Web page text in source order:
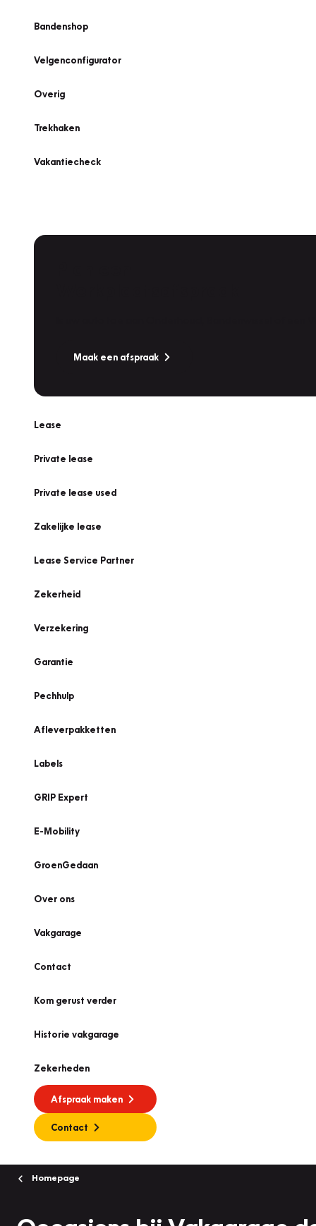
Bandenshop
Velgenconfigurator
Overig
Trekhaken
Vakantiecheck
Maak een afspraak
Lease
Private lease
Private lease used
Zakelijke lease
Lease Service Partner
Zekerheid
Verzekering
Garantie
Pechhulp
Afleverpakketten
Labels
GRIP Expert
E-Mobility
GroenGedaan
Over ons
Vakgarage
Contact
Kom gerust verder
Historie vakgarage
Zekerheden
Afspraak maken
Contact
Homepage